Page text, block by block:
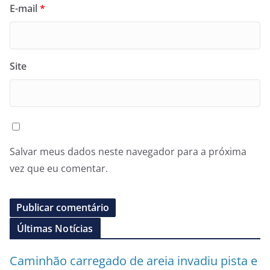
E-mail*
Site
Salvar meus dados neste navegador para a próxima
vez que eu comentar.
Últimas Notícias
Caminhão carregado de areia invadiu pista e